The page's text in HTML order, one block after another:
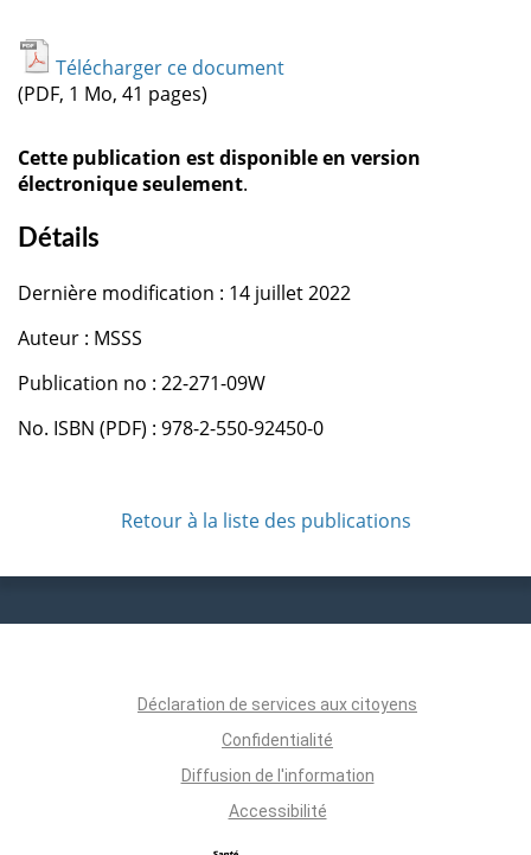
Télécharger ce document
(PDF, 1 Mo, 41 pages)
Cette publication est disponible en version
électronique seulement.
Détails
Dernière modification : 14 juillet 2022
Auteur : MSSS
Publication no : 22-271-09W
No. ISBN (PDF) : 978-2-550-92450-0
Retour à la liste des publications
Déclaration de services aux citoyens
Confidentialité
Diffusion de l'information
Accessibilité